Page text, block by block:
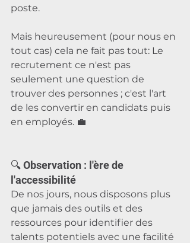
poste.
Mais heureusement (pour nous en
tout cas) cela ne fait pas tout: Le
recrutement ce n'est pas
seulement une question de
trouver des personnes ; c'est l'art
de les convertir en candidats puis
en employés. 💼
🔍 Observation : l'ère de
l'accessibilité
De nos jours, nous disposons plus
que jamais des outils et des
ressources pour identifier des
talents potentiels avec une facilité